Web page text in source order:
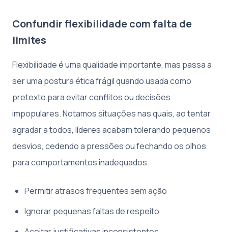
Confundir flexibilidade com falta de
limites
Flexibilidade é uma qualidade importante, mas passa a
ser uma postura ética frágil quando usada como
pretexto para evitar conflitos ou decisões
impopulares. Notamos situações nas quais, ao tentar
agradar a todos, líderes acabam tolerando pequenos
desvios, cedendo a pressões ou fechando os olhos
para comportamentos inadequados.
Permitir atrasos frequentes sem ação
Ignorar pequenas faltas de respeito